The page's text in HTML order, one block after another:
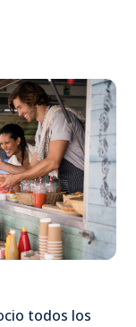
todos los